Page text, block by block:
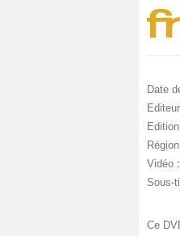
Date
Editeur
Edition
Région
Vidéo
Sous-
Ce